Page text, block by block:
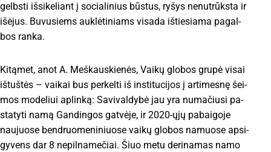
gelbs­ti iš­si­ke­liant į so­cia­li­nius būs­tus, ry­šys ne­nu­trūks­ta ir
iš­ėjus. Bu­vu­siems auk­lė­ti­niams vi­sa­da iš­tie­sia­ma pa­gal­
bos ran­ka.
Ki­tą­met, anot A. Meš­kaus­kie­nės, Vai­kų glo­bos gru­pė vi­sai
iš­tuš­tės – vai­kai bus per­kel­ti iš ins­ti­tu­ci­jos į ar­ti­mes­nę šei­
mos mo­de­liui ap­lin­ką: Sa­vi­val­dy­bė jau yra nu­ma­čiu­si pa­
sta­ty­ti na­mą Gan­din­gos gat­vė­je, ir 2020-ųjų pa­bai­go­je
nau­juo­se ben­druo­me­ni­niuo­se vai­kų glo­bos na­muo­se ap­si­
gy­vens dar 8 ne­pil­na­me­čiai. Šiuo me­tu de­ri­na­mas na­mo